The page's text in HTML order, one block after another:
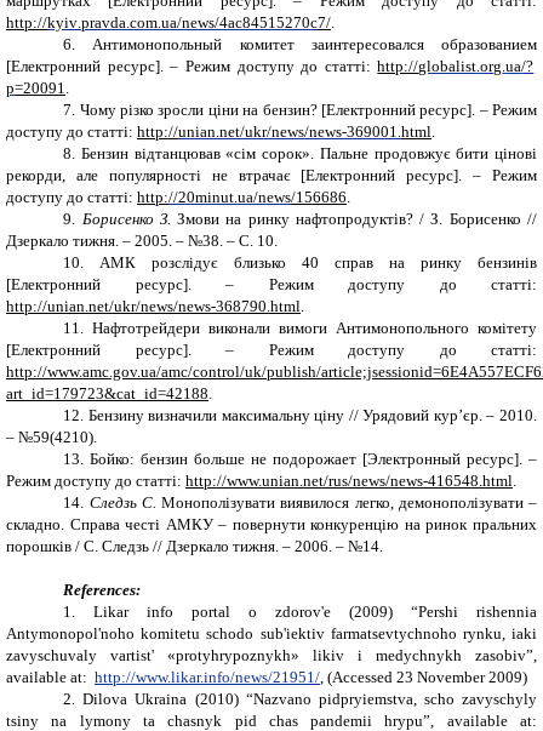
http://kyiv pravda com ua/news/4ac84515270c7/
6.
Антимонопольный комитет заинтересовался образованием
[Електронний ресурс]. – Режим доступу до статті:http://globalist .org .ua/?
p=20091
7. Чому різко зросли ціни на бензин? [Електронний ресурс]. – Режим
доступу до статті: http://unian net/ukr/news/news-369001. html
8. Бензин відтанцював«сім сорок». Пальне продовжує бити цінові
рекорди, але популярності не втрачає [Електронний ресурс]. – Режим
доступу до статті: http://20minut ua/news/156686
9.
Борисенко З. Змови на ринку нафтопродуктів? / З. Борисенко//
Дзеркало тижня. – 2005. – №38. – С. 10.
10.
АМК розслідує близько 40 справ на ринку бензинів
[Електронний ресурс]. – Режим доступу до статті:
http://unian.net/ukr/news/news-368790.html
11.
Нафтотрейдери виконали вимоги Антимонопольного комітету
[Електронний ресурс]. – Режим доступу до статті:
http://www.amc.gov.ua/amc/control/uk/publish/
art_id=179723&cat_id=42188
12. Бензину визначили максимальну ціну // Урядовий кур’єр. – 2010.
– №59(4210).
13.
Бойко: бензин больше не подорожает [Электронный ресурс]. –
Режим доступу до статті: http://www.unian.net/rus/news/news-416548.html
14. Следзь С. Монополізувати виявилося легко, демонополізувати –
складно. Справа честі АМКУ – повернути конкуренцію на ринок пральних
порошків / С. Следзь // Дзеркало тижня. – 2006. – №14.
References:
1.
Likar info portal o zdorov'e (2009) “Pershi rishennia
Antymonopol'noho komitetu schodo sub'iektiv farmatsevtychnoho rynku, iaki
zavyschuvaly vartist' «protyhrypoznykh» likiv i medychnykh zasobiv”,
available at: http://www.likar.info/news/21951/ , (Accessed 23 November 2009)
2.
Dilova Ukraina (2010) “Nazvano pidpryiemstva, scho zavyschyly
tsiny na lymony ta chasnyk pid chas pandemii hrypu”, available at: